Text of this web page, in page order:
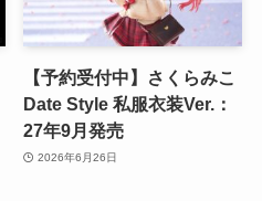
【予約受付中】さくらみこ
Date Style 私服衣装Ver.：
27年9月発売
2026年6月26日